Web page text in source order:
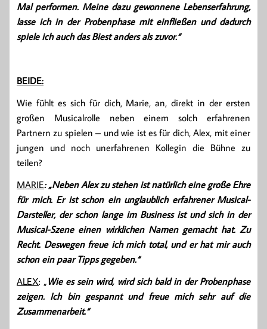
Mal performen. Meine dazu gewonnene Lebenserfahrung,
lasse ich in der Probenphase mit einfließen und dadurch
spiele ich auch das Biest anders als zuvor.“
BEIDE:
Wie fühlt es sich für dich, Marie, an, direkt in der ersten
großen Musicalrolle neben einem solch erfahrenen
Partnern zu spielen – und wie ist es für dich, Alex, mit einer
jungen und noch unerfahrenen Kollegin die Bühne zu
teilen?
MARIE: „Neben Alex zu stehen ist natürlich eine große Ehre
für mich. Er ist schon ein unglaublich erfahrener Musical-
Darsteller, der schon lange im Business ist und sich in der
Musical-Szene einen wirklichen Namen gemacht hat. Zu
Recht. Deswegen freue ich mich total, und er hat mir auch
schon ein paar Tipps gegeben.“
ALEX: „Wie es sein wird, wird sich bald in der Probenphase
zeigen. Ich bin gespannt und freue mich sehr auf die
Zusammenarbeit.“